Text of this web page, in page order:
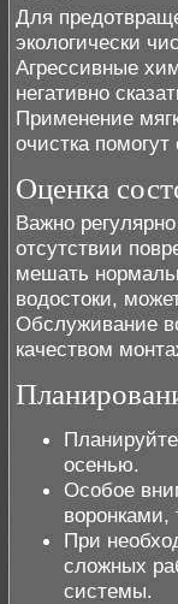
Для
экологически
Агрессивные
негативно
Применение
очистка
Оценка
Важно
отсутствии
мешать
водостоки,
Обслуживание
качеством
осенью.
Особое
воронками,
При
сложных
системы.